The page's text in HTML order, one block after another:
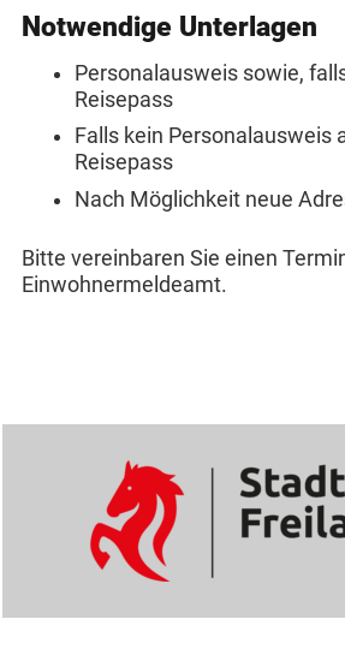
Notwendige Unterlagen
Personalausweis sowie,
Reisepass
Falls kein Personalausweis
Reisepass
Nach Möglichkeit neue
Bitte vereinbaren Sie einen
Einwohnermeldeamt.